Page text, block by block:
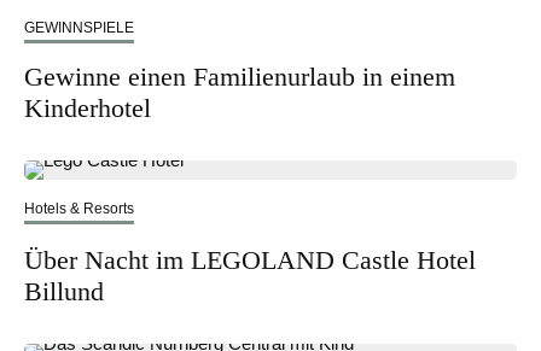
GEWINNSPIELE
Gewinne einen Familienurlaub in einem
Kinderhotel
Hotels & Resorts
Über Nacht im LEGOLAND Castle Hotel
Billund